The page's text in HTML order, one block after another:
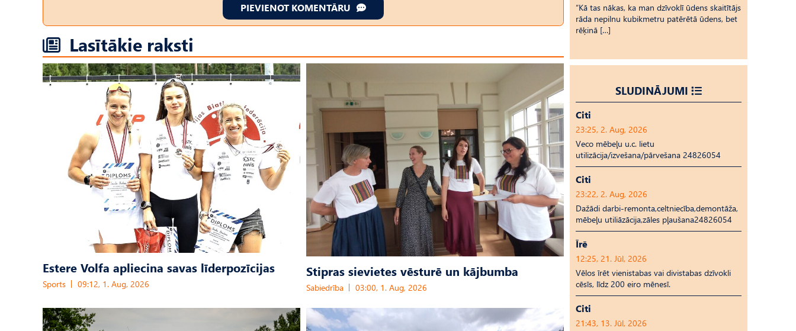
PIEVIENOT KOMENTĀRU
Lasītākie raksti
Estere Volfa apliecina savas līderpozīcijas
Sports 09:12, 1. Aug, 2026
Stipras sievietes vēsturē un kājbumba
Sabiedrība 03:00, 1. Aug, 2026
“Kā tas nākas, ka man dzīvoklī ūdens skaitītājs
rāda nepilnu kubikmetru patērētā ūdens, bet
rēķinā […]
SLUDINĀJUMI
Citi
23:25, 2. Aug, 2026
Veco mēbeļu u.c. lietu
utilizācija/izvešana/pārvešana 24826054
Citi
23:22, 2. Aug, 2026
Dažādi darbi-remonta,celtniecība,demontāža,
mēbeļu utiliāzācija,zāles pļaušana24826054
Īrē
12:25, 21. Jūl, 2026
Vēlos īrēt vienistabas vai divistabas dzīvokli
cēsīs, līdz 200 eiro mēnesī.
Citi
21:43, 13. Jūl, 2026